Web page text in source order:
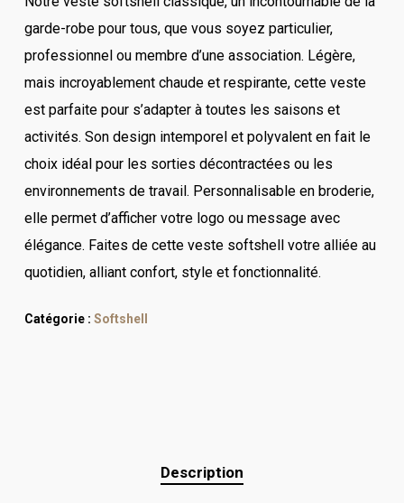
garde-robe pour tous, que vous soyez particulier,
professionnel ou membre d’une association. Légère,
mais incroyablement chaude et respirante, cette veste
est parfaite pour s’adapter à toutes les saisons et
activités. Son design intemporel et polyvalent en fait le
choix idéal pour les sorties décontractées ou les
environnements de travail. Personnalisable en broderie,
elle permet d’afficher votre logo ou message avec
élégance. Faites de cette veste softshell votre alliée au
quotidien, alliant confort, style et fonctionnalité.
Catégorie : Softshell
Description